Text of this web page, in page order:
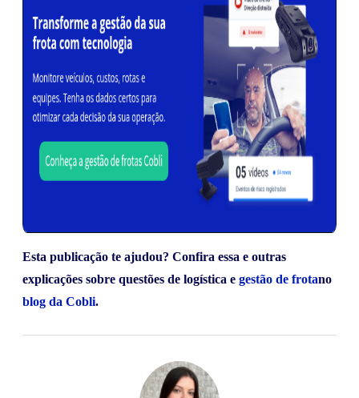
Esta publicação te ajudou? Confira essa e outras
explicações sobre questões de logística e gestão de frotano
blog da Cobli.